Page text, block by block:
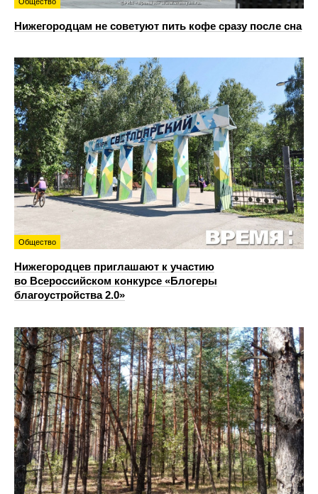
Нижегородцам не советуют пить кофе сразу после сна
Общество
Нижегородцев приглашают к участию
во Всероссийском конкурсе «Блогеры
благоустройства 2.0»